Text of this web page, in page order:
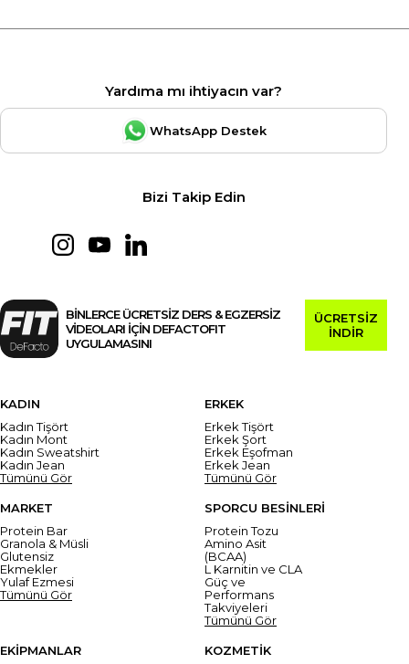
Yardıma mı ihtiyacın var?
WhatsApp Destek
Bizi Takip Edin
BİNLERCE ÜCRETSİZ DERS & EGZERSİZ
VİDEOLARI İÇİN DEFACTOFIT
UYGULAMASINI
ÜCRETSİZ
İNDİR
KADIN
Kadın Tişört
Kadın Mont
Kadın Sweatshirt
Kadın Jean
Tümünü Gör
ERKEK
Erkek Tişört
Erkek Şort
Erkek Eşofman
Erkek Jean
Tümünü Gör
MARKET
Protein Bar
Granola & Müsli
Glutensiz
Ekmekler
Yulaf Ezmesi
Tümünü Gör
SPORCU BESİNLERİ
Protein Tozu
Amino Asit
(BCAA)
L Karnitin ve CLA
Güç ve
Performans
Takviyeleri
Tümünü Gör
EKİPMANLAR
KOZMETİK